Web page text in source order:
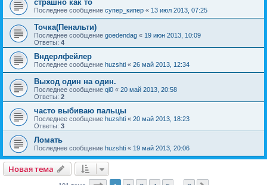
страшно как то
Последнее сообщение супер_кипер « 13 июл 2013, 07:25
Точка(Пенальти)
Последнее сообщение goedendag « 19 июн 2013, 10:09
Ответы: 4
Вндерлфейлер
Последнее сообщение huzshti « 26 май 2013, 12:34
Выход один на один.
Последнее сообщение qi0 « 20 май 2013, 20:58
Ответы: 2
часто выбиваю пальцы
Последнее сообщение huzshti « 20 май 2013, 18:23
Ответы: 3
Ломать
Последнее сообщение huzshti « 19 май 2013, 20:06
Новая тема